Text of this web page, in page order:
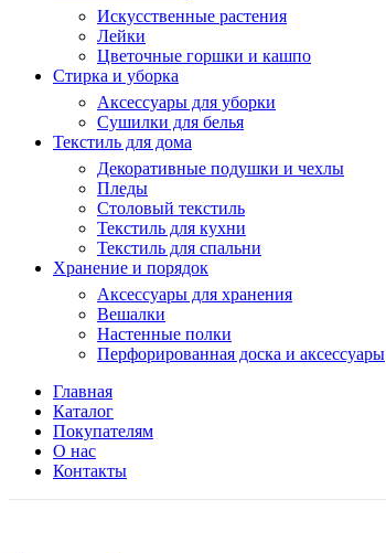
Искусственные растения
Лейки
Цветочные горшки и кашпо
Стирка и уборка
Аксессуары для уборки
Сушилки для белья
Текстиль для дома
Декоративные подушки и чехлы
Пледы
Столовый текстиль
Текстиль для кухни
Текстиль для спальни
Хранение и порядок
Аксессуары для хранения
Вешалки
Настенные полки
Перфорированная доска и аксессуары
Главная
Каталог
Покупателям
О нас
Контакты